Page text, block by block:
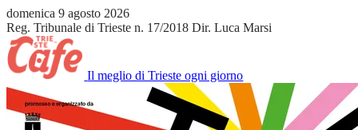
domenica 9 agosto 2026
Reg. Tribunale di Trieste n. 17/2018 Dir. Luca Marsi
Il meglio di Trieste ogni giorno